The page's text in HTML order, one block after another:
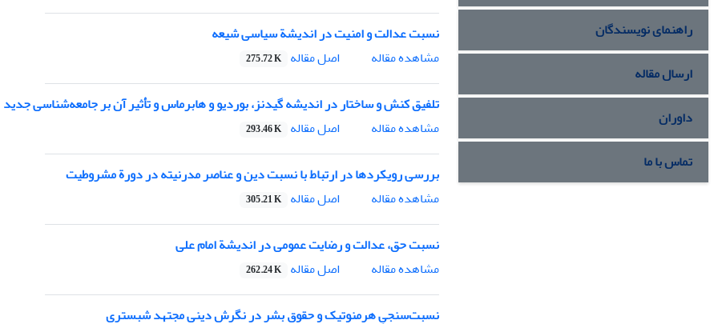
نسبت عدالت و امنیت در اندیشة سیاسی شیعه
مشاهده مقاله
اصل مقاله 275.72 K
تلفیق کنش و ساختار در اندیشه گیدنز، بوردیو و هابرماس و تأثیر آن بر جامعه‌شناسی جدید
مشاهده مقاله
اصل مقاله 293.46 K
بررسی رویکردها در ارتباط با نسبت دین و عناصر مدرنیته در دورة مشروطیت
مشاهده مقاله
اصل مقاله 305.21 K
نسبت حق، عدالت و رضایت عمومی در اندیشة امام علی
مشاهده مقاله
اصل مقاله 262.24 K
نسبت‌سنجیِ هرمنوتیک و حقوق بشر در نگرش دینی مجتهد شبستری
راهنمای نویسندگان
ارسال مقاله
داوران
تماس با ما